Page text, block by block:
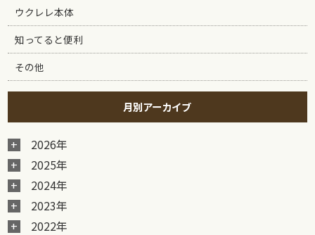
ウクレレ本体
知ってると便利
その他
月別アーカイブ
2026年
2025年
2024年
2023年
2022年